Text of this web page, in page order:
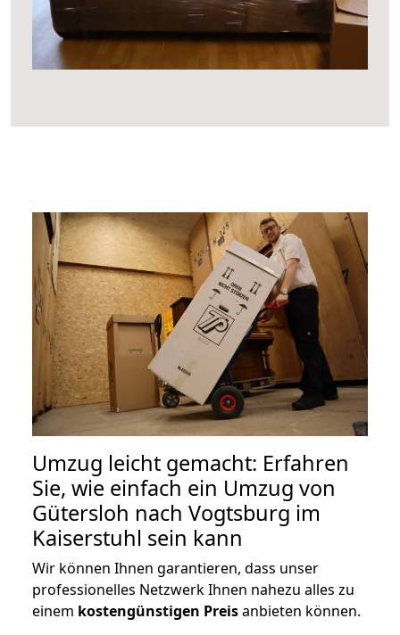
Umzug leicht gemacht: Erfahren
Sie, wie einfach ein Umzug von
Gütersloh nach Vogtsburg im
Kaiserstuhl sein kann
Wir können Ihnen garantieren, dass unser
professionelles Netzwerk Ihnen nahezu alles zu
einem kostengünstigen Preisanbieten können.